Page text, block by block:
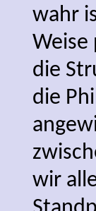
wahr
Weise
die
die
wir